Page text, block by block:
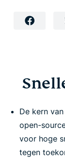
De kern
open-
voor hoge
tegen